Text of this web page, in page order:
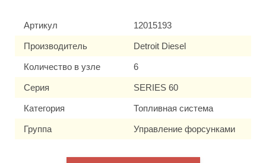
Артикул 12015193
Производитель Detroit Diesel
Количество в узле 6
Серия SERIES 60
Категория Топливная система
Группа Управление форсунками